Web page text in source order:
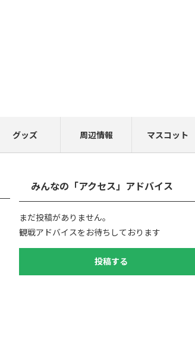
グッズ 周辺情報 マスコット
みんなの「アクセス」アドバイス
まだ投稿がありません。
観戦アドバイスをお待ちしております
投稿する